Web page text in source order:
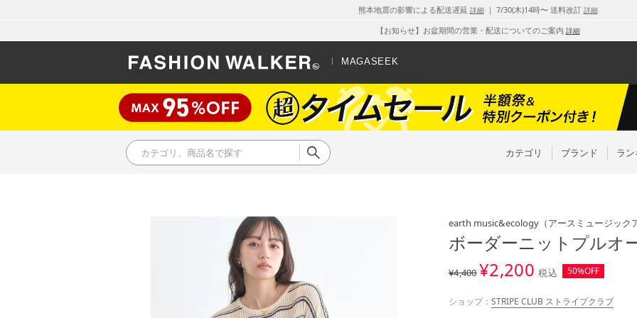
熊本地震の影響による配送遅延 詳細｜ 7/30(木)14時〜 送料改訂 詳細
【お知らせ】お盆期間の営業・配送についてのご案内 詳細
MAGASEEK
カテゴリ ブランド ラ
earth music&ecology （アースミュージッ
ボーダーニットプルオ
¥4,400¥2,200 税込 50%OFF
ショップ： STRIPE CLUB ストライプクラブ